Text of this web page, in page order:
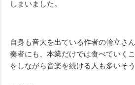
しまいました。
自身も音大を出ている作者の輪立さ
奏者にも、本業だけでは食べていく
をしながら音楽を続ける人も多いそう